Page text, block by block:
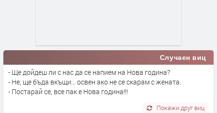
Случаен виц
- Ще дойдеш ли с нас да се напием на Нова година?
- Не, ще бъда вкъщи... освен ако не се скарам с жената.
- Постарай се, все пак е Нова година!!!
Покажи друг виц